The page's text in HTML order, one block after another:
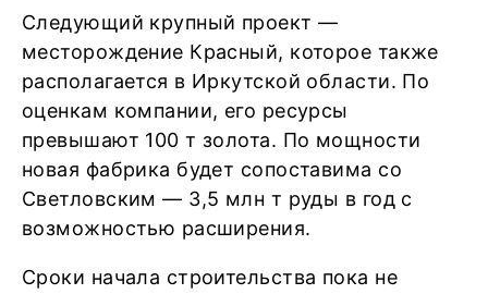
Следующий крупный проект —
месторождение Красный, которое также
располагается в Иркутской области. По
оценкам компании, его ресурсы
превышают 100 т золота. По мощности
новая фабрика будет сопоставима со
Светловским — 3,5 млн т руды в год с
возможностью расширения.
Сроки начала строительства пока не